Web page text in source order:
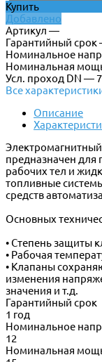
Купить
Добавлено
Артикул —
Гарантийный срок
Номинальное
Номинальная
Усл. проход DN —
Все
Описание
предназначен для
рабочих тел и
топливные
средств
Основных
• Степень защиты
• Рабочая
• Клапаны
изменения
значения и т.д.
Гарантийный срок
1 год
Номинальное
12
Номинальная